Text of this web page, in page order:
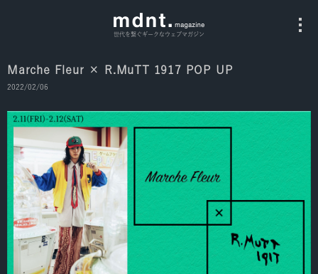
世代を繋ぐギークなウェブマガジン
Culture
Music
Marche Fleur × R.MuTT 1917 POP UP
2022/02/06